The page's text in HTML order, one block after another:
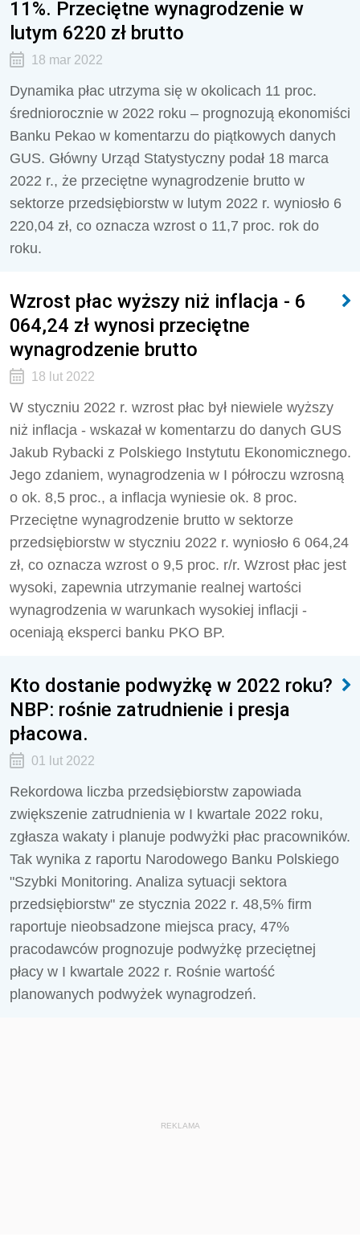
11%. Przeciętne wynagrodzenie w
lutym 6220 zł brutto
18 mar 2022
Dynamika płac utrzyma się w okolicach 11 proc.
średniorocznie w 2022 roku – prognozują ekonomiści
Banku Pekao w komentarzu do piątkowych danych
GUS. Główny Urząd Statystyczny podał 18 marca
2022 r., że przeciętne wynagrodzenie brutto w
sektorze przedsiębiorstw w lutym 2022 r. wyniosło 6
220,04 zł, co oznacza wzrost o 11,7 proc. rok do
roku.
Wzrost płac wyższy niż inflacja - 6
064,24 zł wynosi przeciętne
wynagrodzenie brutto
18 lut 2022
W styczniu 2022 r. wzrost płac był niewiele wyższy
niż inflacja - wskazał w komentarzu do danych GUS
Jakub Rybacki z Polskiego Instytutu Ekonomicznego.
Jego zdaniem, wynagrodzenia w I półroczu wzrosną
o ok. 8,5 proc., a inflacja wyniesie ok. 8 proc.
Przeciętne wynagrodzenie brutto w sektorze
przedsiębiorstw w styczniu 2022 r. wyniosło 6 064,24
zł, co oznacza wzrost o 9,5 proc. r/r. Wzrost płac jest
wysoki, zapewnia utrzymanie realnej wartości
wynagrodzenia w warunkach wysokiej inflacji -
oceniają eksperci banku PKO BP.
Kto dostanie podwyżkę w 2022 roku?
NBP: rośnie zatrudnienie i presja
płacowa.
01 lut 2022
Rekordowa liczba przedsiębiorstw zapowiada
zwiększenie zatrudnienia w I kwartale 2022 roku,
zgłasza wakaty i planuje podwyżki płac pracowników.
Tak wynika z raportu Narodowego Banku Polskiego
"Szybki Monitoring. Analiza sytuacji sektora
przedsiębiorstw" ze stycznia 2022 r. 48,5% firm
raportuje nieobsadzone miejsca pracy, 47%
pracodawców prognozuje podwyżkę przeciętnej
płacy w I kwartale 2022 r. Rośnie wartość
planowanych podwyżek wynagrodzeń.
REKLAMA